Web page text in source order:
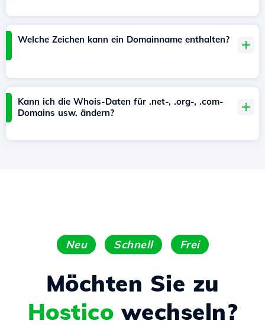
Welche Zeichen kann ein Domainname enthalten?
Kann ich die Whois-Daten für .net-, .org-, .com-
Domains usw. ändern?
Neu Schnell Frei
Möchten Sie zu
Hostico wechseln?